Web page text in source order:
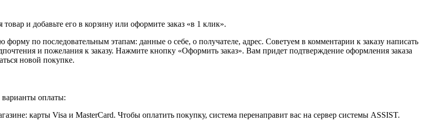
и добавьте его в корзину или оформите заказ «в 1 клик».
по последовательным этапам: данные о себе, о получателе, адрес. Советуем в комментарии к заказу написать
и пожелания к заказу. Нажмите кнопку «Оформить заказ». Вам придет подтверждение оформления заказа
новой покупке.
оплаты:
карты Visa и MasterCard. Чтобы оплатить покупку, система перенаправит вас на сервер системы ASSIST.